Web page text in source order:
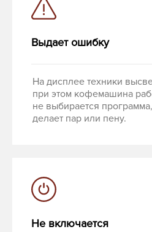
Выдает ошибку
На дисплее техники
при этом кофемашина
не выбирается
делает пар или пену.
Не включается